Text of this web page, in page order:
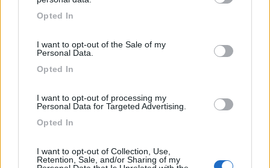
grant or deny consent to Google and its third-party tags to
use your data for below specified purposes in below Google
Opted In
I want to opt-out of the Sale of my
Personal Data.
Opted In
I want to opt-out of processing my
Personal Data for Targeted Advertising.
Opted In
I want to opt-out of Collection, Use,
Retention, Sale, and/or Sharing of my
Area di sosta (PS)